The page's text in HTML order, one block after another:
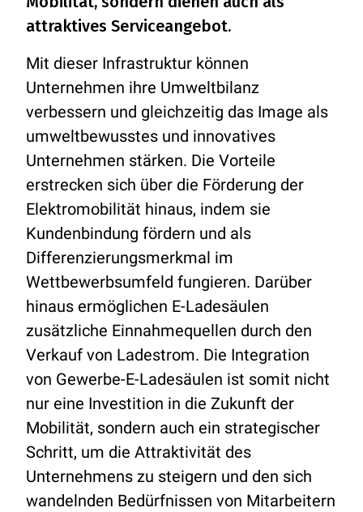
attraktives Serviceangebot.
Mit dieser Infrastruktur können
Unternehmen ihre Umweltbilanz
verbessern und gleichzeitig das Image als
umweltbewusstes und innovatives
Unternehmen stärken. Die Vorteile
erstrecken sich über die Förderung der
Elektromobilität hinaus, indem sie
Kundenbindung fördern und als
Differenzierungsmerkmal im
Wettbewerbsumfeld fungieren. Darüber
hinaus ermöglichen E-Ladesäulen
zusätzliche Einnahmequellen durch den
Verkauf von Ladestrom. Die Integration
von Gewerbe-E-Ladesäulen ist somit nicht
nur eine Investition in die Zukunft der
Mobilität, sondern auch ein strategischer
Schritt, um die Attraktivität des
Unternehmens zu steigern und den sich
wandelnden Bedürfnissen von Mitarbeitern